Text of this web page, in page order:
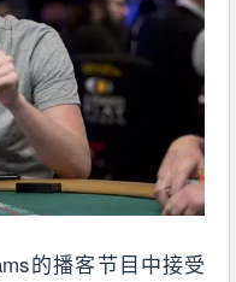
的播客节目中接受